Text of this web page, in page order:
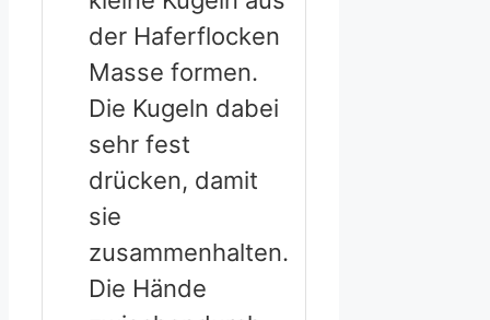
der Haferflocken
Masse formen.
Die Kugeln dabei
sehr fest
drücken, damit
sie
zusammenhalten.
Die Hände